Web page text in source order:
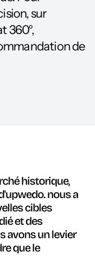
sur
360°,
de
historique,
nous a
cibles
et des
avons un levier
que le